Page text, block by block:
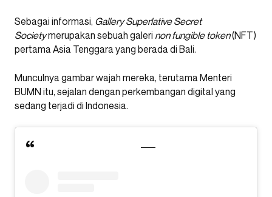
Sebagai informasi, Gallery Superlative Secret
Societymerupakan sebuah galeri non fungible token(NFT)
pertama Asia Tenggara yang berada di Bali.
Munculnya gambar wajah mereka, terutama Menteri
BUMN itu, sejalan dengan perkembangan digital yang
sedang terjadi di Indonesia.